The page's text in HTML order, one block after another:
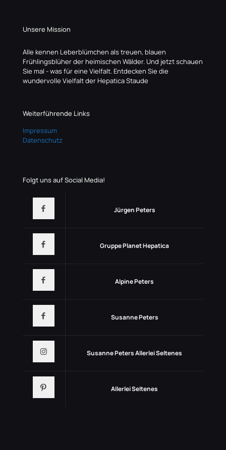
Unsere Mission
Alle kennen Leberblümchen als treuen, blauen
Frühlingsblüher der heimischen Wälder. Und jetzt schauen
Sie mal - was für eine Vielfalt. Entdecken Sie die
wundervolle Vielfalt der Hepatica Staude
Weiterführende Links
Impressum
Datenschutz
Folgt uns auf Social Media!
Jürgen Peters
Gruppe Planet Hepatica
Alpine Peters
Susanne Peters
Susanne Peters Allerlei Seltenes
Allerlei Seltenes